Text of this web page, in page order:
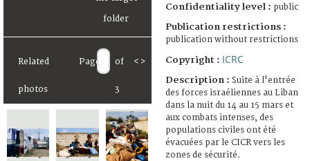
Related
photos
Page of
3
< >
Confidentiality level : public
Publication restrictions :
publication without restrictions
Copyright : ICRC
Description : Suite à l'entrée
des forces israéliennes au Liban
dans la nuit du 14 au 15 mars et
aux combats intenses, des
populations civiles ont été
évacuées par le CICR vers les
zones de sécurité.